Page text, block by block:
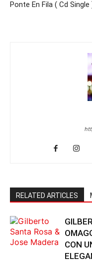
Ponte En Fila ( Cd Single
RELATED ARTICLES
CON